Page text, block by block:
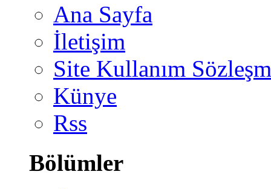
Ana Sayfa
İletişim
Site Kullanım
Künye
Rss
Bölümler